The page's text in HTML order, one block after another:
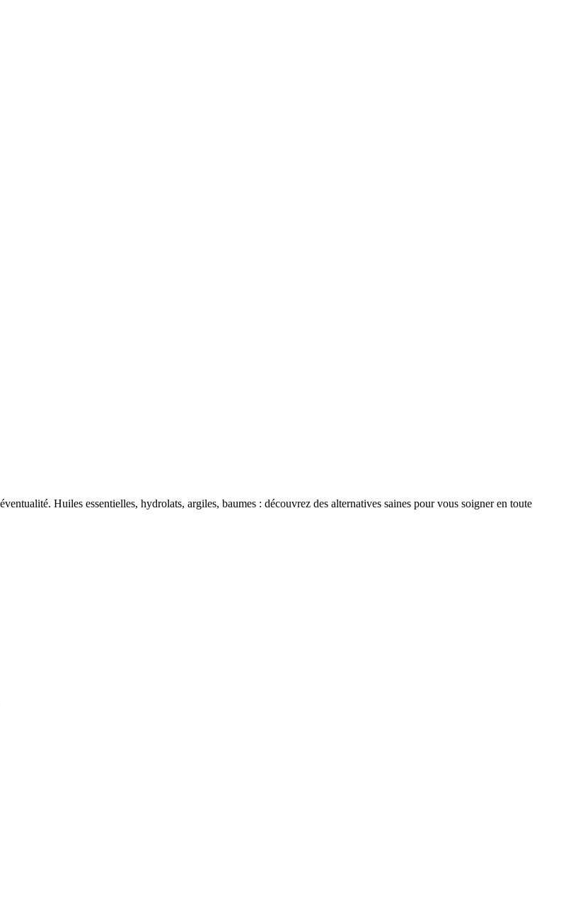
Huiles essentielles, hydrolats, argiles, baumes : découvrez des alternatives saines pour vous soigner en toute